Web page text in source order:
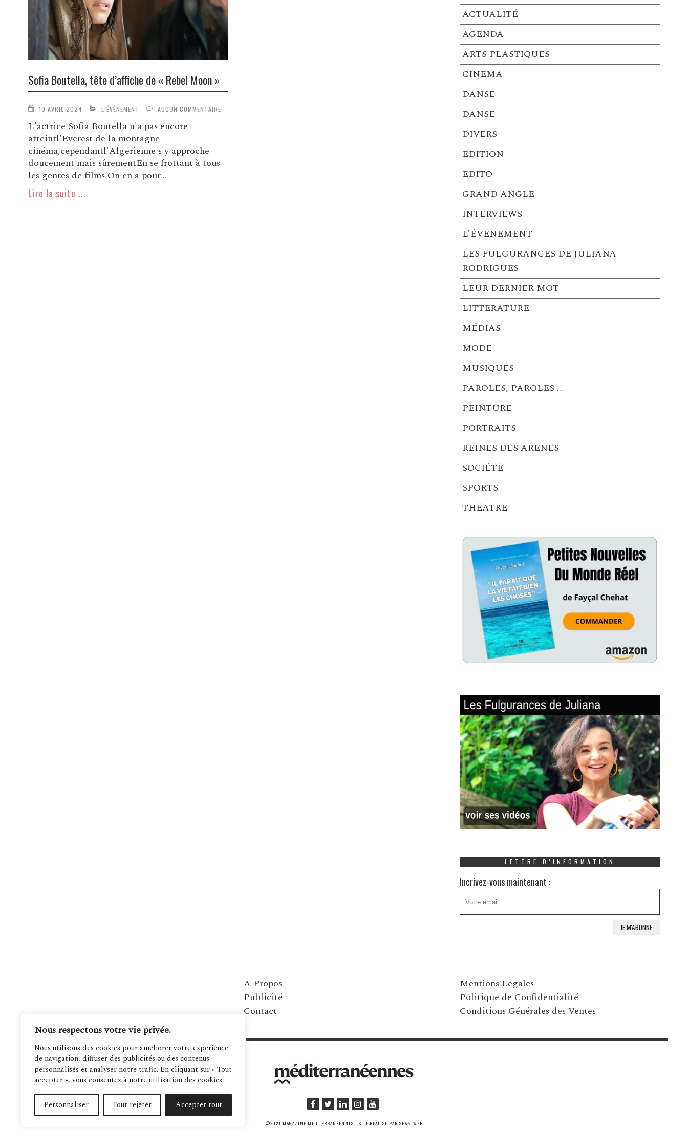
Nous respectons votre vie privée.
Nous utilisons des cookies pour améliorer votre expérience
de navigation, diffuser des publicités ou des contenus
personnalisés et analyser notre trafic. En cliquant sur « Tout
accepter », vous consentez à notre utilisation des cookies.
Personnaliser Tout rejeter Accepter tout
Sofia Boutella, tête d’affiche de « Rebel Moon »
10 AVRIL 2024 L’ÉVÉNEMENT AUCUN COMMENTAIRE
L'actrice Sofia Boutella n'a pas encore
atteintl'Everest de la montagne
cinéma,cependantl'Algérienne s'y approche
doucement mais sûrementEn se frottant à tous
les genres de films On en a pour...
Lire la suite ...
ACTUALITÉ
AGENDA
ARTS PLASTIQUES
CINEMA
DANSE
DANSE
DIVERS
EDITION
EDITO
GRAND ANGLE
INTERVIEWS
L’ÉVÉNEMENT
LES FULGURANCES DE JULIANA
RODRIGUES
LEUR DERNIER MOT
LITTERATURE
MÉDIAS
MODE
MUSIQUES
PAROLES, PAROLES …
PEINTURE
PORTRAITS
REINES DES ARENES
SOCIÉTÉ
SPORTS
THÉATRE
LETTRE D’INFORMATION
Incrivez-vous maintenant :
A Propos
Publicité
Contact
Mentions Légales
Politique de Confidentialité
Conditions Générales des Ventes
©2021 MAGAZINE MÉDITERRANÉENNES - SITE RÉALISÉ PAR SPANIWEB